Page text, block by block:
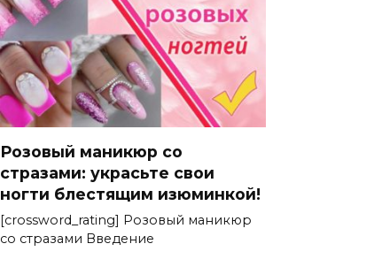
Розовый маникюр со
стразами: украсьте свои
ногти блестящим изюминкой!
[crossword_rating] Розовый маникюр
со стразами Введение